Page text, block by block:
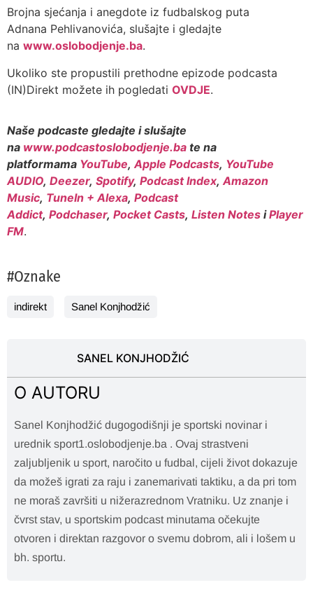
Brojna sjećanja i anegdote iz fudbalskog puta
Adnana Pehlivanovića, slušajte i gledajte
na www.oslobodjenje.ba.
Ukoliko ste propustili prethodne epizode podcasta
(IN)Direkt možete ih pogledati OVDJE.
Naše podcaste gledajte i slušajte
na www.podcastoslobodjenje.ba te na
platformama YouTube,Apple Podcasts, YouTube
AUDIO, Deezer, Spotify, Podcast Index,Amazon
Music, TuneIn + Alexa, Podcast
Addict, Podchaser, Pocket Casts, Listen Notes iPlayer
FM.
#Oznake
indirekt Sanel Konjhodžić
SANEL KONJHODŽIĆ
O AUTORU
Sanel Konjhodžić dugogodišnji je sportski novinar i
urednik sport1.oslobodjenje.ba . Ovaj strastveni
zaljubljenik u sport, naročito u fudbal, cijeli život dokazuje
da možeš igrati za raju i zanemarivati taktiku, a da pri tom
ne moraš završiti u nižerazrednom Vratniku. Uz znanje i
čvrst stav, u sportskim podcast minutama očekujte
otvoren i direktan razgovor o svemu dobrom, ali i lošem u
bh. sportu.